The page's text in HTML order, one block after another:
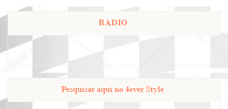
RADIO
Pesquisar aqui no 4ever Style